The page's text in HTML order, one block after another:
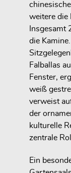
weitere die
Insgesamt
die
Falballas
Fenster,
weiß
verweist
der
kulturelle
zentrale
Ein